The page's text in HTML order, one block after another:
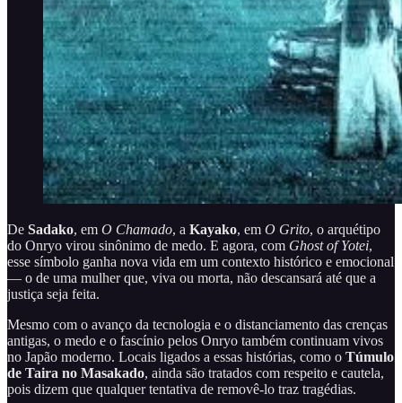
De Sadako, em O Chamado, a Kayako, em O Grito, o arquétipo
do Onryo virou sinônimo de medo. E agora, com Ghost of Yotei,
esse símbolo ganha nova vida em um contexto histórico e emocional
— o de uma mulher que, viva ou morta, não descansará até que a
justiça seja feita.
Mesmo com o avanço da tecnologia e o distanciamento das crenças
antigas, o medo e o fascínio pelos Onryo também continuam vivos
no Japão moderno. Locais ligados a essas histórias, como o Túmulo
de Taira no Masakado, ainda são tratados com respeito e cautela,
pois dizem que qualquer tentativa de removê-lo traz tragédias.